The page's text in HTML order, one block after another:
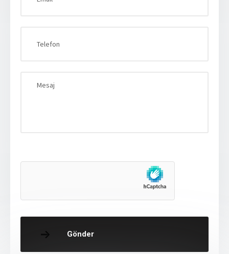
Gönder